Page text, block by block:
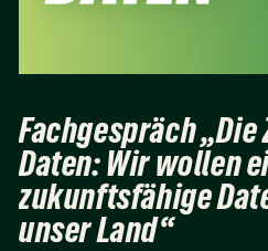
Fachgespräch
Daten: Wir wollen
zukunftsfähige
unser Land“